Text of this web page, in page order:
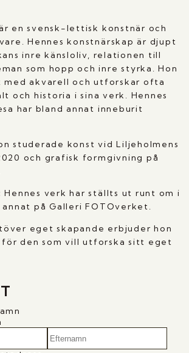
en svensk-lettisk konstnär och
Hennes konstnärskap är djupt
inre känsloliv, relationen till
som hopp och inre styrka. Hon
med akvarell och utforskar ofta
och historia i sina verk. Hennes
har bland annat inneburit
studerade konst vid Liljeholmens
och grafisk formgivning på
Hennes verk har ställts ut runt om i
på Galleri FOTOverket.
eget skapande erbjuder hon
för den som vill utforska sitt eget